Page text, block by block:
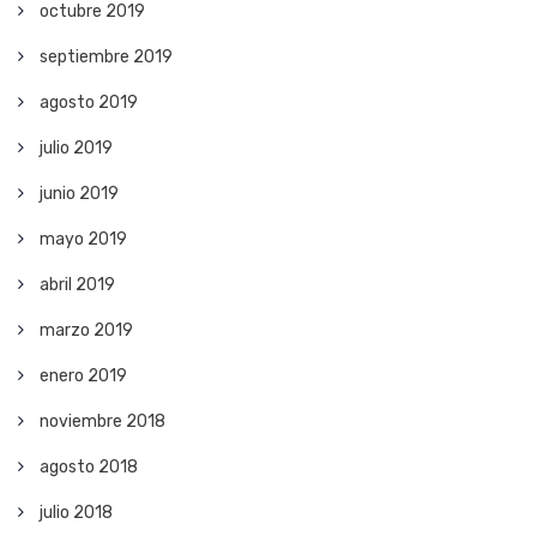
octubre 2019
septiembre 2019
agosto 2019
julio 2019
junio 2019
mayo 2019
abril 2019
marzo 2019
enero 2019
noviembre 2018
agosto 2018
julio 2018